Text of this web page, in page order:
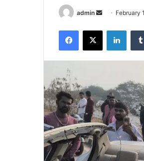
admin
Send
email
February
Facebook
X